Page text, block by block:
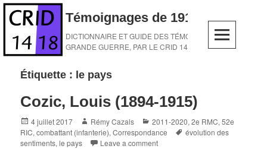
Skip
content
Témoignages de 1914-1918
DICTIONNAIRE ET GUIDE DES TÉMOINS DE LA
GRANDE GUERRE, PAR LE CRID 14-18
Étiquette : le pays
Cozic, Louis (1894-1915)
Posted
on
4 juillet 2017 Author
Rémy Cazals Categories
2011-2020,2e RMC,52e
RIC,combattant (infanterie),Correspondance Tags
évolution des
sentiments,le pays Leave a comment